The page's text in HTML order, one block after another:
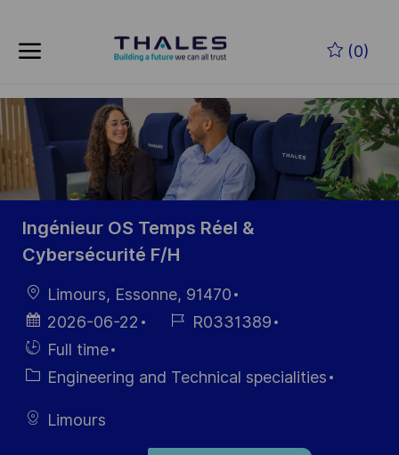
(0)
-
Ingénieur OS Temps Réel &
Cybersécurité F/H
Ort
Limours, Essonne, 91470
Datum der
Veröffentlichung
2026-06-22
Job- R0331389
Einstellunngstyp
Full time
Kategorie
Engineering and Technical specialities
Limours